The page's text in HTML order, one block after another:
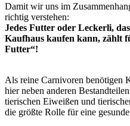
Damit wir uns im
richtig verstehen:
Jedes Futter oder Leckerli,
Kaufhaus kaufen kann, zählt
Futter“!
Als reine Carnivoren benötigen
hier neben anderen
tierischen Eiweißen und
die größte Rolle für eine